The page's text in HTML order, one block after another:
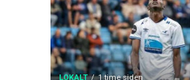
LOKALT 1 time siden